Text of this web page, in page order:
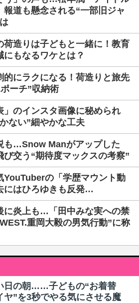
報道も懸念される“一部旧ジャ
荷造りは子どもと一緒に！教育
もなるワケとは？
的にラクになる！荷造りと旅先
ーチ”収納術
」のインスタ画像に秘められ
ない”細やかな工夫
も…Snow Manがアップした
び交う“期待度マックスの考察”
YouTuberの「学歴マウント動
にはひろゆきも反発…
に炎上も…「田中みな実への禁
重岡大毅の男気行動”に称
日の朝……子どもの“お着替
ヤ”を3秒でやる気にさせる魔